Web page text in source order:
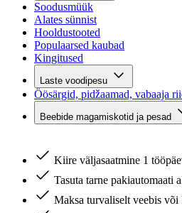
Soodusmüük
Alates sünnist
Hooldustooted
Populaarsed kaubad
Kingitused
Laste voodipesu
Öösärgid, pidžaamad, vabaaja
Beebide magamiskotid ja pesad
Kiire väljasaatmine 1
Tasuta tarne pakiautomaati
Maksa turvaliselt veebis või